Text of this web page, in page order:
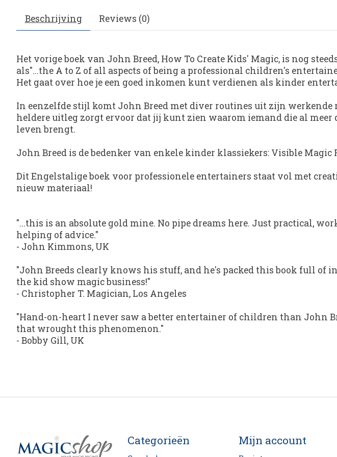
Beschrijving Reviews (0)
Het vorige boek van John Breed, How To Create Kids' Magic, is nog
als"...the A to Z of all aspects of being a professional children's
Het gaat over hoe je een goed inkomen kunt verdienen als kinder
In eenzelfde stijl komt John Breed met diver routines uit zijn
heldere uitleg zorgt ervoor dat jij kunt zien waarom iemand die al
leven brengt.
John Breed is de bedenker van enkele kinder klassiekers: Visible Magic
Dit Engelstalige boek voor professionele entertainers staat vol met
nieuw materiaal!
"...this is an absolute gold mine. No pipe dreams here. Just practical,
helping of advice."
- John Kimmons, UK
"John Breeds clearly knows his stuff, and he's packed this book full of
the kid show magic business!"
- Christopher T. Magician, Los Angeles
"Hand-on-heart I never saw a better entertainer of children than John
that wrought this phenomenon."
- Bobby Gill, UK
Categorieën Mijn account